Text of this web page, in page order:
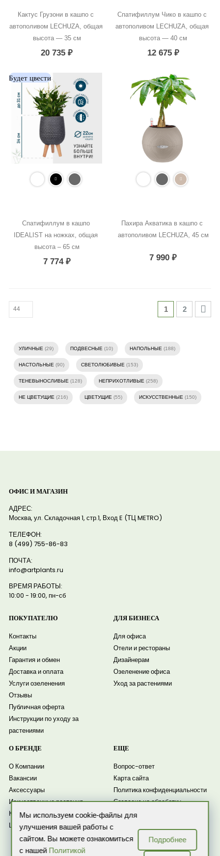
Кактус Грузони в кашпо с
автополивом LECHUZA, общая
высота — 35 см
20 735₽
Спатифиллум Чико в кашпо с
автополивом LECHUZA, общая
высота — 40 см
12 675 ₽
Будет цвести
Спатифиллум в кашпо
IDEALIST на ножках, общая
высота – 65 см
7 774 ₽
Пахира Акватика в кашпо с
автополивом LECHUZA, 45 см
7 990₽
1 2
УЛИЧНЫЕ (29) ПОДВЕСНЫЕ (10) НАПОЛЬНЫЕ (188)
НАСТОЛЬНЫЕ (90) СВЕТОЛЮБИВЫЕ (153)
ТЕНЕВЫНОСЛИВЫЕ (128) НЕПРИХОТЛИВЫЕ (258)
НЕ ЦВЕТУЩИЕ (216) ЦВЕТУЩИЕ (55) ИСКУССТВЕННЫЕ (150)
ОФИС И МАГАЗИН
АДРЕС:
Москва, ул. Складочная 1, стр.1, Вход E (ТЦ METRO)
ТЕЛЕФОН:
8 (499) 755-86-83
ПОЧТА:
info@artplants.ru
ВРЕМЯ РАБОТЫ:
10:00 - 19:00, пн-сб
ПОКУПАТЕЛЮ
Контакты
Акции
Гарантия и обмен
Доставка и оплата
Услуги озеленения
Отзывы
Публичная оферта
Инструкции по уходу за
растениями
ДЛЯ БИЗНЕСА
Для офиса
Отели и рестораны
Дизайнерам
Озеленение офиса
Уход за растениями
О БРЕНДЕ
О Компании
Вакансии
Аксессуары
Искусственные растения
Комнатные растения
Цветочные композиции
ЕЩЕ
Вопрос-ответ
Карта сайта
Политика конфиденциальности
Согласие на обработку
персональных данных
рассылки
Новости
Мы используем cookie-файлы для
улучшения вашей работы с
сайтом. Вы можете ознакомиться
с нашей Политикой
Подробнее